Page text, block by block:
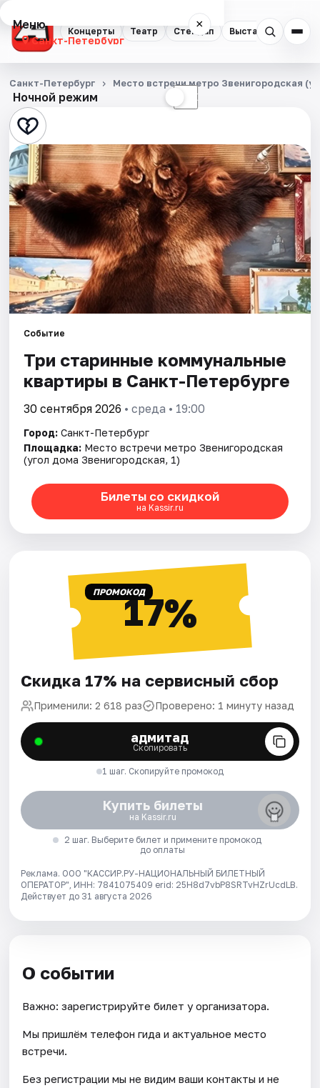
Концерты Театр Стендап Выставки
Меню ×
Санкт-Петербург
Концерты
Театр
Стендап
Выставки
Квесты
Экскурсии
Спорт
События
Города
Площадки
Рейтинги
Ночной режим ☾
Санкт-Петербург Место встречи метро Звенигородская
Событие
Три старинные коммунальные
квартиры в Санкт-Петербурге
30 сентября 2026 • среда • 19:00
Город: Санкт-Петербург
Площадка: Место встречи метро Звенигородская
(угол дома Звенигородская, 1)
Билеты со скидкой
на Kassir.ru
ПРОМОКОД17%
Скидка 17% на сервисный сбор
Применили: 2 618 раз Проверено: 1 минуту назад
адмитад
Скопировать
1 шаг. Скопируйте промокод
Купить билеты
на Kassir.ru
2 шаг. Выберите билет и примените промокод
до оплаты
Реклама. ООО "КАССИР.РУ-НАЦИОНАЛЬНЫЙ БИЛЕТНЫЙ
ОПЕРАТОР", ИНН: 7841075409 erid: 25H8d7vbP8SRTvHZrUcdLB.
Действует до 31 августа 2026
О событии
Важно: зарегистрируйте билет у организатора.
Мы пришлём телефон гида и актуальное место
встречи.
Без регистрации мы не видим ваши контакты и не